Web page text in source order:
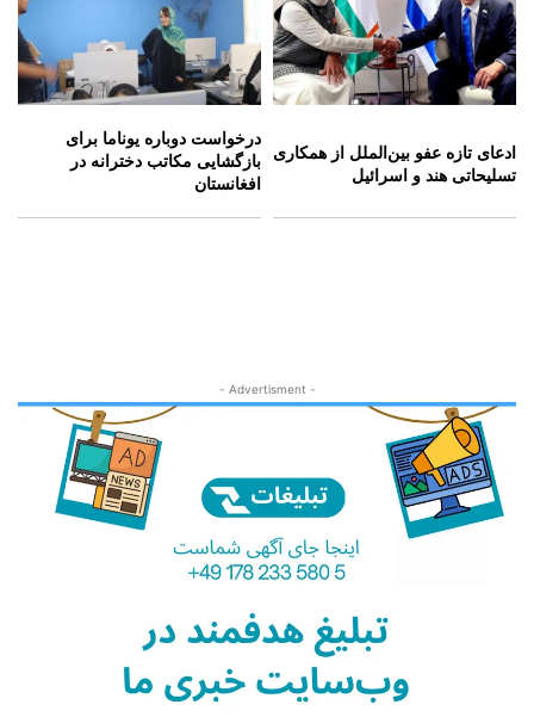
ادعای تازه عفو بین‌الملل از همکاری
تسلیحاتی هند و اسرائیل
درخواست دوباره یوناما برای
بازگشایی مکاتب دخترانه در
افغانستان
- Advertisment -